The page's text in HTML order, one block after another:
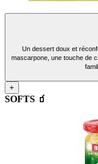
Un dessert doux et
mascarpone, une touche de
+
SOFTS 🧃